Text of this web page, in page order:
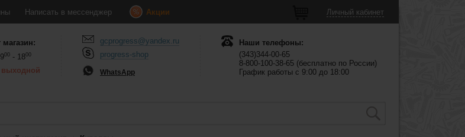
Написать в мессенджер Акции Личный кабинет
магазин:
00 - 1800
выходной
gcprogress@yandex.ru
progress-shop
WhatsApp
Наши телефоны:
(343)344-00-65
8-800-100-38-65 (бесплатно по России)
График работы с 9:00 до 18:00